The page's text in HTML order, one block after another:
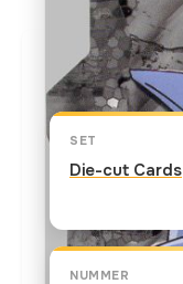
SET
Die-cut Cards
NUMMER